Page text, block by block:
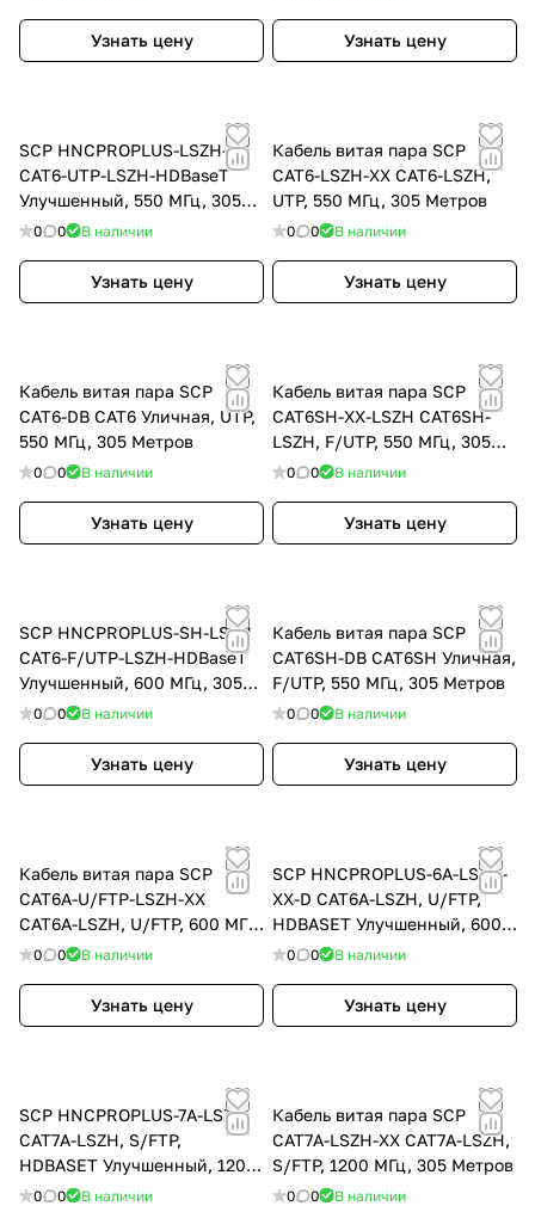
Узнать цену Узнать цену
SCP HNCPROPLUS-LSZH-XX
CAT6-UTP-LSZH-HDBaseT
Улучшенный, 550 МГц, 305
Метров
0 0 В наличии
Узнать цену
Кабель витая пара SCP
CAT6-LSZH-XX CAT6-LSZH,
UTP, 550 МГц, 305 Метров
0 0 В наличии
Узнать цену
Кабель витая пара SCP
CAT6-DB CAT6 Уличная, UTP,
550 МГц, 305 Метров
0 0 В наличии
Узнать цену
Кабель витая пара SCP
CAT6SH-ХХ-LSZH CAT6SH-
LSZH, F/UTP, 550 МГц, 305
Метров
0 0 В наличии
Узнать цену
SCP HNCPROPLUS-SH-LSZH
CAT6-F/UTP-LSZH-HDBaseT
Улучшенный, 600 МГц, 305
Метров
0 0 В наличии
Узнать цену
Кабель витая пара SCP
CAT6SH-DB CAT6SH Уличная,
F/UTP, 550 МГц, 305 Метров
0 0 В наличии
Узнать цену
Кабель витая пара SCP
CAT6A-U/FTP-LSZH-ХХ
CAT6A-LSZH, U/FTP, 600 МГц,
305 Метров
0 0 В наличии
Узнать цену
SCP HNCPROPLUS-6A-LSZH-
ХХ-D CAT6A-LSZH, U/FTP,
HDBASET Улучшенный, 600
МГц, 305 Метров
0 0 В наличии
Узнать цену
SCP HNCPROPLUS-7A-LSZH
CAT7A-LSZH, S/FTP,
HDBASET Улучшенный, 1200
МГц, 305 Метров
0 0 В наличии
Кабель витая пара SCP
CAT7A-LSZH-XX CAT7A-LSZH,
S/FTP, 1200 МГц, 305 Метров
0 0 В наличии